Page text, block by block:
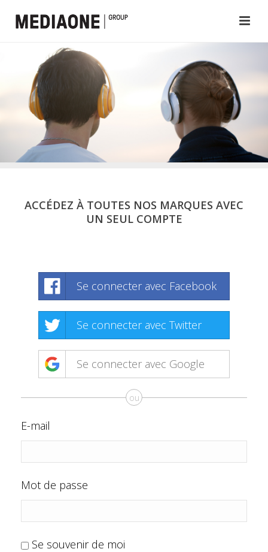
ACCÉDEZ À TOUTES NOS MARQUES AVEC
UN SEUL COMPTE
Se connecter avec Facebook
Se connecter avec Twitter
Se connecter avec Google
ou
E-mail
Mot de passe
Se souvenir de moi